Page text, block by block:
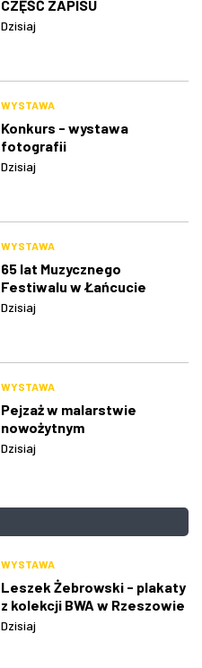
CZĘŚĆ ZAPISU
Dzisiaj
WYSTAWA
Konkurs - wystawa
fotografii
Dzisiaj
WYSTAWA
65 lat Muzycznego
Festiwalu w Łańcucie
Dzisiaj
WYSTAWA
Pejzaż w malarstwie
nowożytnym
Dzisiaj
WYSTAWA
Leszek Żebrowski - plakaty
z kolekcji BWA w Rzeszowie
Dzisiaj